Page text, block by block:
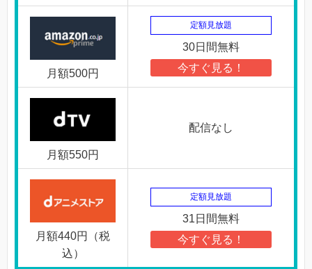
月額500円
定額見放題
30日間無料
今すぐ見る！
月額550円
配信なし
月額440円（税
込）
定額見放題
31日間無料
今すぐ見る！